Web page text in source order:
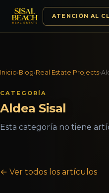
ATENCIÓN AL
Inicio›Blog›Real Estate Projects›
CATEGORÍA
Aldea Sisal
Esta categoría no tiene
← Ver todos los artículos